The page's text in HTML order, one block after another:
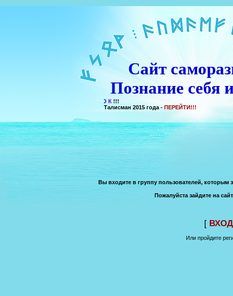
Сайт
Познание себя
Талисман 2015 года - ПЕРЕЙТИ!!!
Вы входите в группу пользователей, которым
Пожалуйста зайдите на
[ ВХОД
Или пройдите